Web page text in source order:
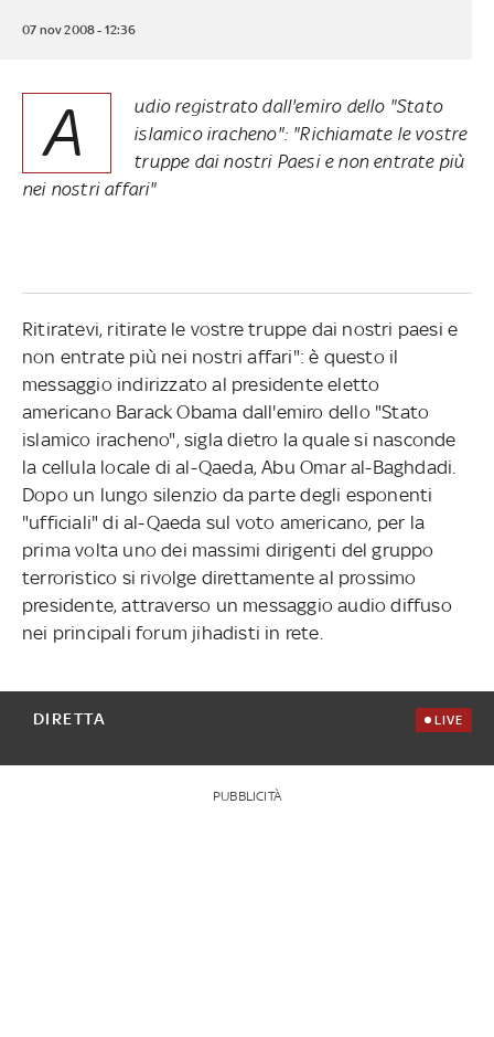
07 nov 2008 - 12:36
A
udio registrato dall'emiro dello "Stato
islamico iracheno": "Richiamate le vostre
truppe dai nostri Paesi e non entrate più
nei nostri affari"
Ritiratevi, ritirate le vostre truppe dai nostri paesi e
non entrate più nei nostri affari": è questo il
messaggio indirizzato al presidente eletto
americano Barack Obama dall'emiro dello "Stato
islamico iracheno", sigla dietro la quale si nasconde
la cellula locale di al-Qaeda, Abu Omar al-Baghdadi.
Dopo un lungo silenzio da parte degli esponenti
"ufficiali" di al-Qaeda sul voto americano, per la
prima volta uno dei massimi dirigenti del gruppo
terroristico si rivolge direttamente al prossimo
presidente, attraverso un messaggio audio diffuso
nei principali forum jihadisti in rete.
DIRETTA LIVE
PUBBLICITÀ